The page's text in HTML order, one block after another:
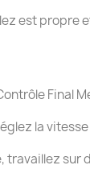
est propre
Final
la vitesse
travaillez sur